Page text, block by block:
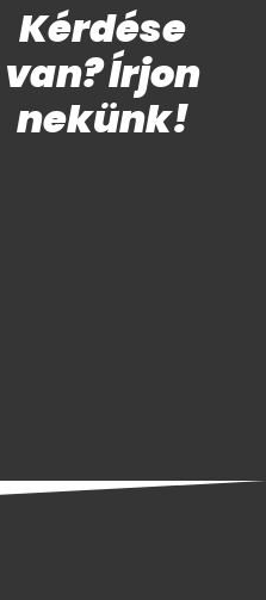
Kérdése
van? Írjon
nekünk!